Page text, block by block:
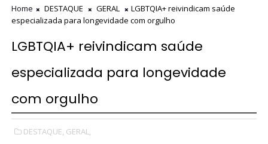
Home DESTAQUE GERAL
LGBTQIA+ reivindicam saúde
especializada para longevidade com orgulho
LGBTQIA+ reivindicam saúde
especializada para longevidade
com orgulho
DESTAQUE, GERAL,